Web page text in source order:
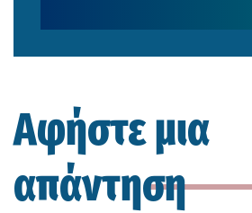
Αφήστε μια
απάντηση